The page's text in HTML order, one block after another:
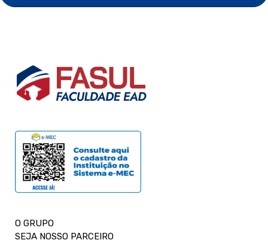
O GRUPO
SEJA NOSSO PARCEIRO